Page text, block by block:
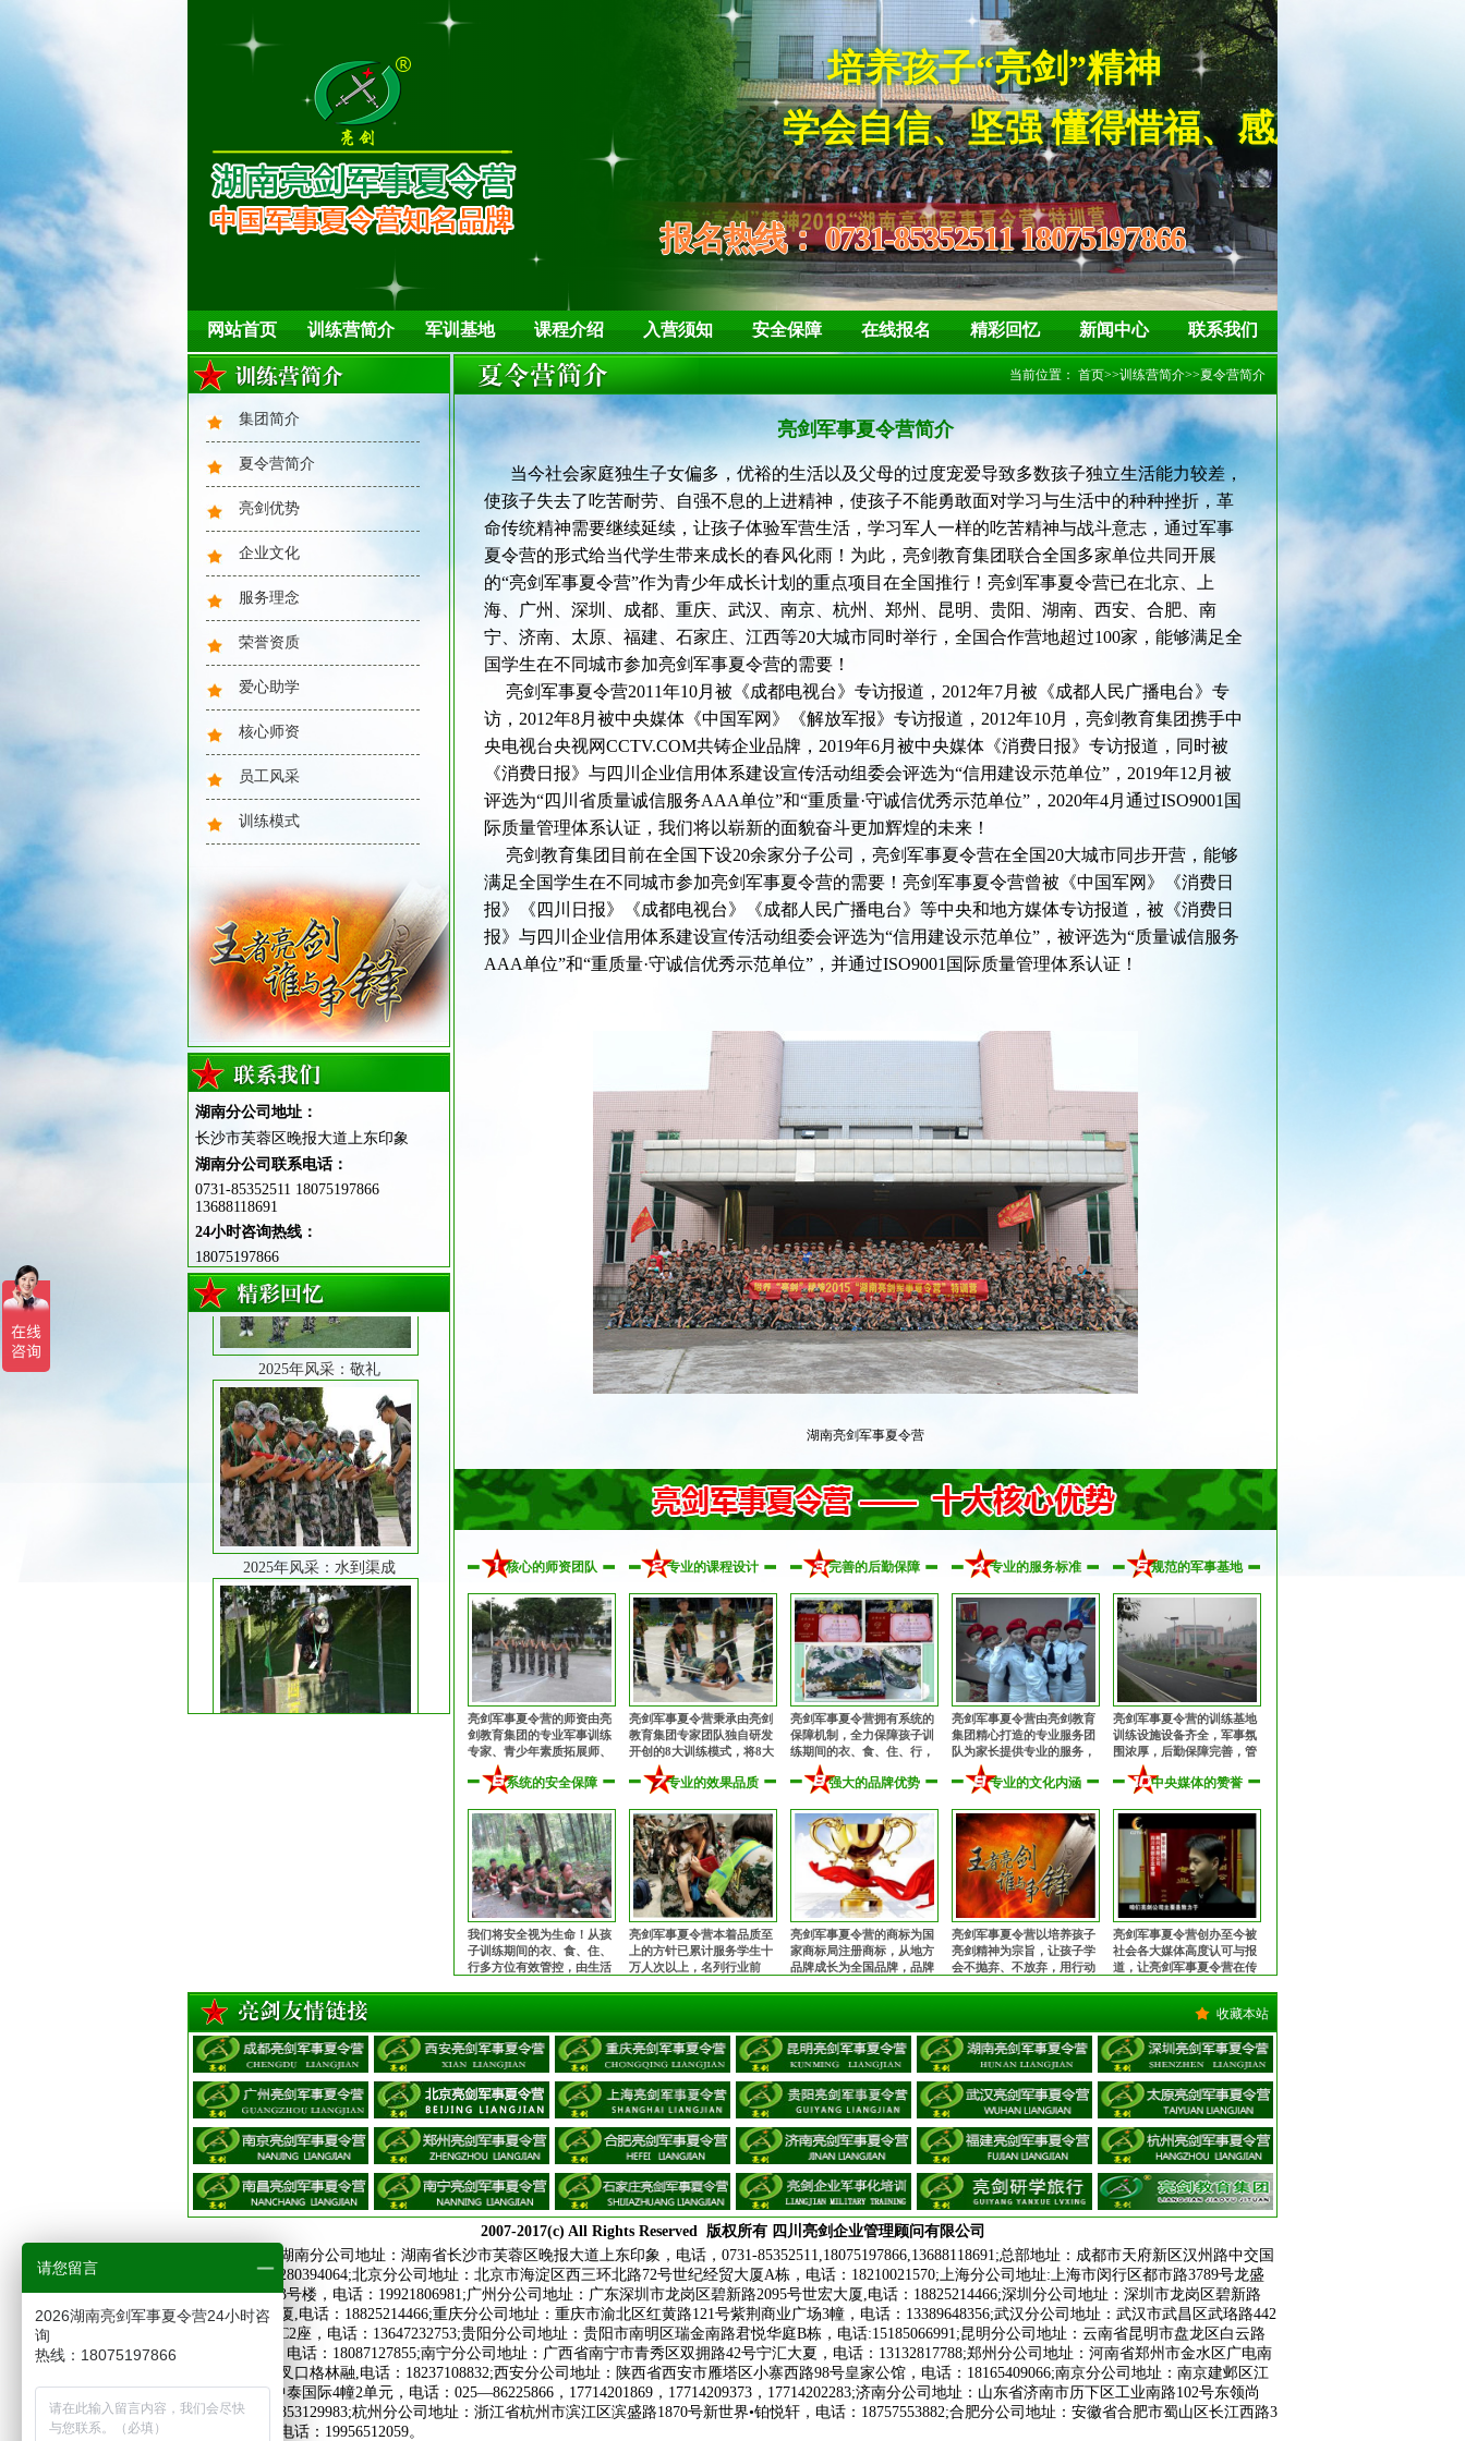
培养孩子“亮剑”精神
学会自信、坚强 懂得惜福、感恩
报名热线：0731-85352511 18075197866
网站首页 训练营简介 军训基地 课程介绍 入营须知 安全保障 在线报名 精彩回忆 新闻中心 联系我们
集团简介
夏令营简介
亮剑优势
企业文化
服务理念
荣誉资质
爱心助学
核心师资
员工风采
训练模式
湖南分公司地址：
长沙市芙蓉区晚报大道上东印象
湖南分公司联系电话：
0731-85352511 18075197866
13688118691
24小时咨询热线：
18075197866
2025年风采：水到渠成
2025年风采：障碍训练
2025年风采：大合照
2025年风采：敬礼
2025年风采：水到渠成
2025年风采：障碍训练
当前位置： 首页>>训练营简介>>夏令营简介
亮剑军事夏令营简介
当今社会家庭独生子女偏多，优裕的生活以及父母的过度宠爱导致多数孩子独立生活能力较差，
使孩子失去了吃苦耐劳、自强不息的上进精神，使孩子不能勇敢面对学习与生活中的种种挫折，革
命传统精神需要继续延续，让孩子体验军营生活，学习军人一样的吃苦精神与战斗意志，通过军事
夏令营的形式给当代学生带来成长的春风化雨！为此，亮剑教育集团联合全国多家单位共同开展
的“亮剑军事夏令营”作为青少年成长计划的重点项目在全国推行！亮剑军事夏令营已在北京、上
海、广州、深圳、成都、重庆、武汉、南京、杭州、郑州、昆明、贵阳、湖南、西安、合肥、南
宁、济南、太原、福建、石家庄、江西等20大城市同时举行，全国合作营地超过100家，能够满足全
国学生在不同城市参加亮剑军事夏令营的需要！
亮剑军事夏令营2011年10月被《成都电视台》专访报道，2012年7月被《成都人民广播电台》专
访，2012年8月被中央媒体《中国军网》《解放军报》专访报道，2012年10月，亮剑教育集团携手中
央电视台央视网CCTV.COM共铸企业品牌，2019年6月被中央媒体《消费日报》专访报道，同时被
《消费日报》与四川企业信用体系建设宣传活动组委会评选为“信用建设示范单位”，2019年12月被
评选为“四川省质量诚信服务AAA单位”和“重质量·守诚信优秀示范单位”，2020年4月通过ISO9001国
际质量管理体系认证，我们将以崭新的面貌奋斗更加辉煌的未来！
亮剑教育集团目前在全国下设20余家分子公司，亮剑军事夏令营在全国20大城市同步开营，能够
满足全国学生在不同城市参加亮剑军事夏令营的需要！亮剑军事夏令营曾被《中国军网》《消费日
报》《四川日报》《成都电视台》《成都人民广播电台》等中央和地方媒体专访报道，被《消费日
报》与四川企业信用体系建设宣传活动组委会评选为“信用建设示范单位”，被评选为“质量诚信服务
AAA单位”和“重质量·守诚信优秀示范单位”，并通过ISO9001国际质量管理体系认证！
湖南亮剑军事夏令营
核心的师资团队
亮剑军事夏令营的师资由亮
剑教育集团的专业军事训练
专家、青少年素质拓展师、
心理健康教育专家、知名励
志教育专家、畅销书作者共
队！
专业的课程设计
亮剑军事夏令营秉承由亮剑
教育集团专家团队独自研发
开创的8大训练模式，将8大
专业训练模式有机融为一
体，多角度、多方位提升孩
完善的后勤保障
亮剑军事夏令营拥有系统的
保障机制，全力保障孩子训
练期间的衣、食、住、行，
为孩子的训练成长提供完善
的后勤保障！
专业的服务标准
亮剑军事夏令营由亮剑教育
集团精心打造的专业服务团
队为家长提供专业的服务，
从孩子入营到离营全程提供
细致、周到的服务！
规范的军事基地
亮剑军事夏令营的训练基地
训练设施设备齐全，军事氛
围浓厚，后勤保障完善，管
理规范安全，纪律作风优
良，让孩子获得持久、优良
系统的安全保障
我们将安全视为生命！从孩
子训练期间的衣、食、住、
行多方位有效管控，由生活
前为每一位孩子购买保险。
专业的效果品质
亮剑军事夏令营本着品质至
上的方针已累计服务学生十
万人次以上，名列行业前
肯定和赞誉，让全国的孩子
军事夏令营！
强大的品牌优势
亮剑军事夏令营的商标为国
家商标局注册商标，从地方
品牌成长为全国品牌，品牌
安全、正规，值得信赖！
专业的文化内涵
亮剑军事夏令营以培养孩子
亮剑精神为宗旨，让孩子学
会不抛弃、不放弃，用行动
亿万中国心！
中央媒体的赞誉
亮剑军事夏令营创办至今被
社会各大媒体高度认可与报
道，让亮剑军事夏令营在传
著与坚定！
收藏本站
2007-2017(c) All Rights Reserved 版权所有 四川亮剑企业管理顾问有限公司
湖南分公司地址：湖南省长沙市芙蓉区晚报大道上东印象，电话，0731-85352511,18075197866,13688118691;总部地址：成都市天府新区汉州路中交国
际，电话：18280394064;北京分公司地址：北京市海淀区西三环北路72号世纪经贸大厦A栋，电话：18210021570;上海分公司地址:上海市闵行区都市路3789号龙盛
国际商业广场3号楼，电话：19921806981;广州分公司地址：广东深圳市龙岗区碧新路2095号世宏大厦,电话：18825214466;深圳分公司地址：深圳市龙岗区碧新路
2095号世宏大厦,电话：18825214466;重庆分公司地址：重庆市渝北区红黄路121号紫荆商业广场3幢，电话：13389648356;武汉分公司地址：武汉市武昌区武珞路442
号中南国际城C2座，电话：13647232753;贵阳分公司地址：贵阳市南明区瑞金南路君悦华庭B栋，电话:15185066991;昆明分公司地址：云南省昆明市盘龙区白云路
金尚俊园2栋，电话：18087127855;南宁分公司地址：广西省南宁市青秀区双拥路42号宁汇大夏，电话：13132817788;郑州分公司地址：河南省郑州市金水区广电南
路与经三路交叉口格林融,电话：18237108832;西安分公司地址：陕西省西安市雁塔区小寨西路98号皇家公馆，电话：18165409066;南京分公司地址：南京建邺区江
东中路313号中泰国际4幢2单元，电话：025—86225866，17714201869，17714209373，17714202283;济南分公司地址：山东省济南市历下区工业南路102号东领尚
座，电话：18853129983;杭州分公司地址：浙江省杭州市滨江区滨盛路1870号新世界•铂悦轩，电话：18757553882;合肥分公司地址：安徽省合肥市蜀山区长江西路3
号春天大厦，电话：19956512059。
请您留言
2026湖南亮剑军事夏令营24小时咨
询
热线：18075197866